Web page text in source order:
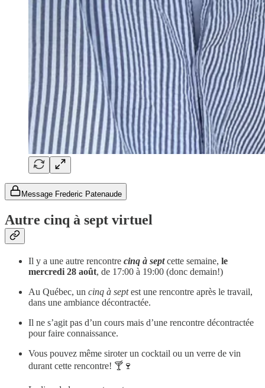
Message Frederic Patenaude
Autre cinq à sept virtuel
Il y a une autre rencontre cinq à septcette semaine, le
mercredi 28 août, de 17:00 à 19:00 (donc demain!)
Au Québec, un cinq à septest une rencontre après le travail,
dans une ambiance décontractée.
Il ne s’agit pas d’un cours mais d’une rencontre décontractée
pour faire connaissance.
Vous pouvez même siroter un cocktail ou un verre de vin
durant cette rencontre! 🍸🍷